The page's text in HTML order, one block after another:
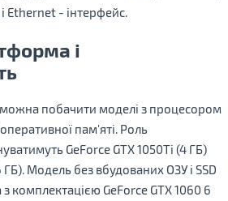
Ethernet - інтерфейс.
і
можна побачити моделі з процесором
пам'яті. Роль
GeForce GTX 1050Ti (4 ГБ)
ГБ). Модель без вбудованих ОЗУ і SSD
комплектацією GeForce GTX 1060 6